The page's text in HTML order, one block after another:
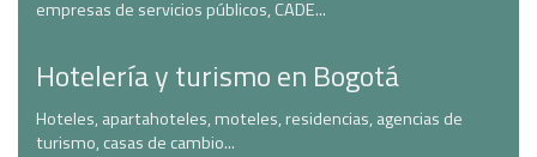
empresas de servicios públicos, CADE...
Hotelería y turismo en Bogotá
Hoteles, apartahoteles, moteles, residencias, agencias de
turismo, casas de cambio...